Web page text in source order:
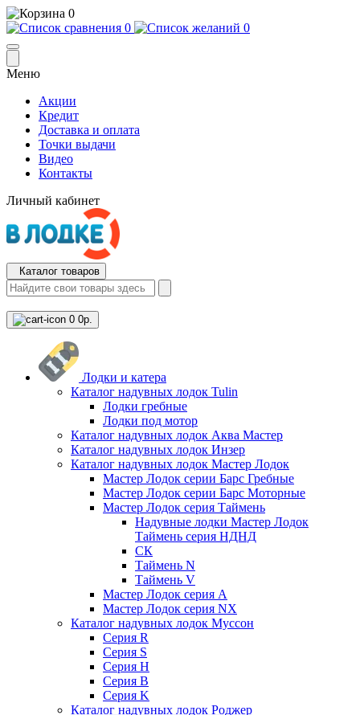
0
0
0
Меню
Акции
Кредит
Доставка и оплата
Точки выдачи
Видео
Контакты
Личный кабинет
Каталог товаров
0 0р.
Лодки и катера
Каталог надувных лодок Tulin
Лодки гребные
Лодки под мотор
Каталог надувных лодок Аква Мастер
Каталог надувных лодок Инзер
Каталог надувных лодок Мастер Лодок
Мастер Лодок серии Барс Гребные
Мастер Лодок серии Барс Моторные
Мастер Лодок серия Таймень
Надувные лодки Мастер Лодок
Таймень серия НДНД
СК
Таймень N
Таймень V
Мастер Лодок серия А
Мастер Лодок серия NX
Каталог надувных лодок Муссон
Серия R
Серия S
Серия H
Серия B
Серия K
Каталог надувных лодок Роджер